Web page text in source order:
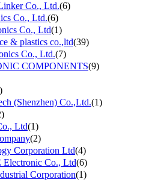
Co., Ltd.(6)
Co., Ltd.(6)
Co., Ltd(1)
& plastics co.,ltd(39)
Co., Ltd.(7)
COMPONENTS(9)
(Shenzhen) Co.,Ltd.(1)
Ltd(1)
(2)
Corporation Ltd(4)
Co., Ltd(6)
Corporation(1)